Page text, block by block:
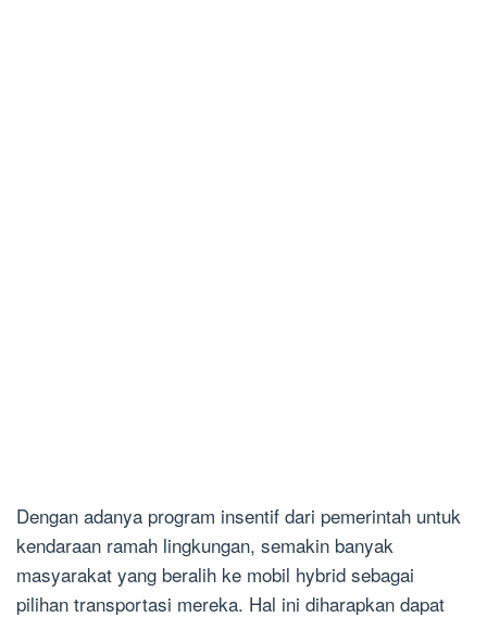
Dengan adanya program insentif dari pemerintah untuk
kendaraan ramah lingkungan, semakin banyak
masyarakat yang beralih ke mobil hybrid sebagai
pilihan transportasi mereka. Hal ini diharapkan dapat